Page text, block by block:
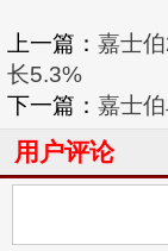
上一篇： 嘉士
长5.3%
下一篇： 嘉士
用户评论